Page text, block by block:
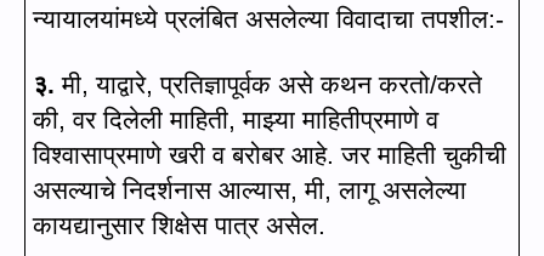
न्यायालयांमध्ये प्रलंबित असलेल्या विवादाचा तपशील:-
३. मी,याद्वारे,प्रतिज्ञापूर्वक असे कथन करतो/करते
की,वर दिलेली माहिती,माझ्या माहितीप्रमाणे व
विश्वासाप्रमाणे खरी व बरोबर आहे. जर माहिती चुकीची
असल्याचे निदर्शनास आल्यास,मी,लागू असलेल्या
कायद्यानुसार शिक्षेस पात्र असेल.